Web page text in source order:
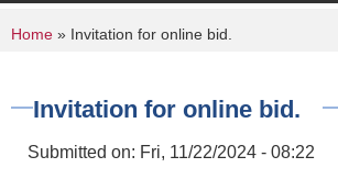
You are here
Home » Invitation for online bid.
Invitation for online bid.
Submitted on: Fri, 11/22/2024 - 08:22